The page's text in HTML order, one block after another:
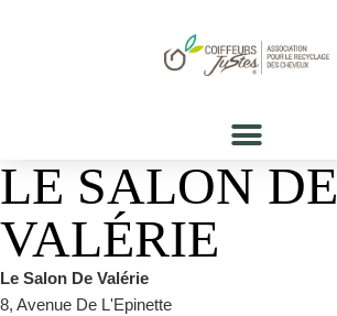
LE SALON DE
VALÉRIE
Le Salon De Valérie
8, Avenue De L'Epinette